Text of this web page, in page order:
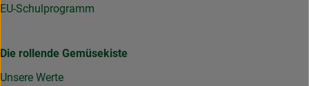
EU-Schulprogramm
Die rollende Gemüsekiste
Unsere Werte